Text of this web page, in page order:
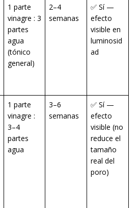
1 parte
vinagre : 3
partes
agua
(tónico
general)
2–4
semanas
✅ Sí —
efecto
visible en
luminosid
ad
1 parte
vinagre :
3–4
partes
agua
3–6
semanas
✅ Sí —
efecto
visible (no
reduce el
tamaño
real del
poro)